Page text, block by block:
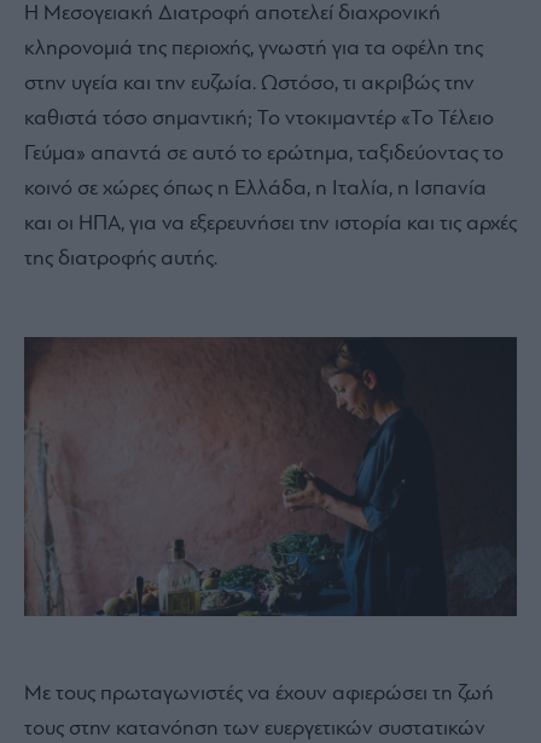
Η Μεσογειακή Διατροφή αποτελεί διαχρονική
κληρονομιά της περιοχής, γνωστή για τα οφέλη της
στην υγεία και την ευζωία. Ωστόσο, τι ακριβώς την
καθιστά τόσο σημαντική; Το ντοκιμαντέρ «Το Τέλειο
Γεύμα» απαντά σε αυτό το ερώτημα, ταξιδεύοντας το
κοινό σε χώρες όπως η Ελλάδα, η Ιταλία, η Ισπανία
και οι ΗΠΑ, για να εξερευνήσει την ιστορία και τις αρχές
της διατροφής αυτής.
Με τους πρωταγωνιστές να έχουν αφιερώσει τη ζωή
τους στην κατανόηση των ευεργετικών συστατικών